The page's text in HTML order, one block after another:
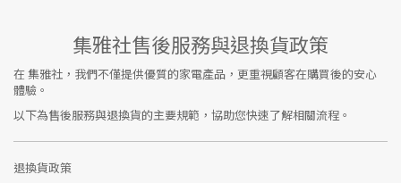
集雅社售後服務與退換貨政策
在集雅社 ，我們不僅提供優質的家電產品，更重視顧客在購買後的安心
體驗。
以下為售後服務與退換貨的主要規範，協助您快速了解相關流程。
退換貨政策